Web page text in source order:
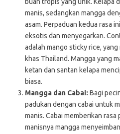
manis, sedangkan mangga
asam. Perpaduan kedua rasa
eksotis dan menyegarkan.
adalah mango sticky rice,
khas Thailand. Mangga yang
ketan dan santan kelapa
biasa.
Mangga dan Cabai: Bagi
padukan dengan cabai untuk
manis. Cabai memberikan
manisnya mangga